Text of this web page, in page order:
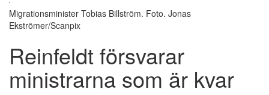
Migrationsminister Tobias Billström. Foto. Jonas
Ekströmer/Scanpix
Reinfeldt försvarar
ministrarna som är kvar